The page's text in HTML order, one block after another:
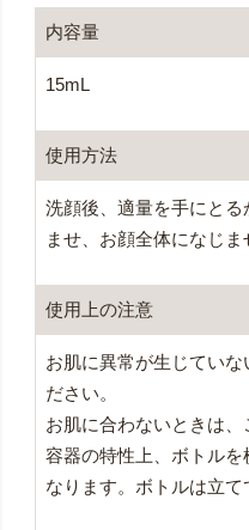
内容量
15mL
使用方法
洗顔後、適量を手にと
ませ、お顔全体になじま
使用上の注意
お肌に異常が生じていな
ださい。
お肌に合わないときは、
容器の特性上、ボトル
なります。ボトルは立て